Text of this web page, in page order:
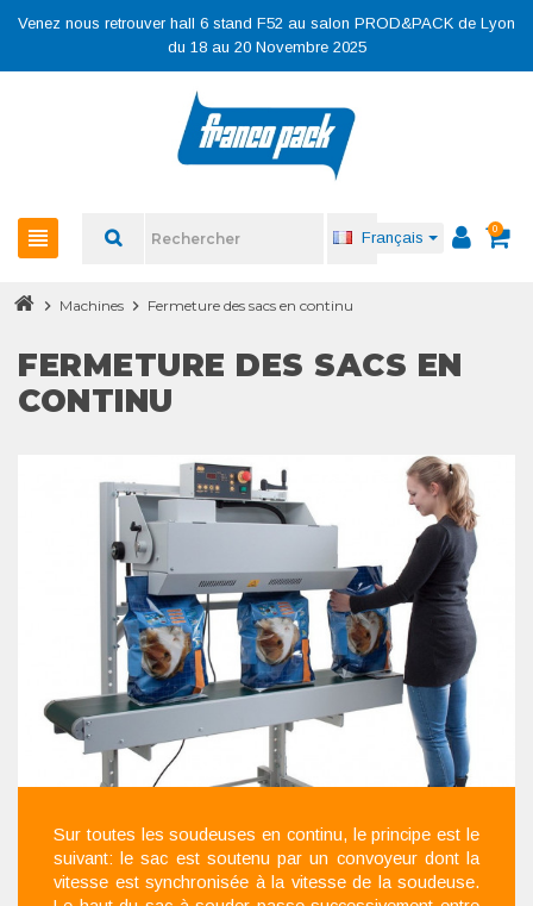
Venez nous retrouver hall 6 stand F52 au salon PROD&PACK de Lyon
du 18 au 20 Novembre 2025
view_headline Français 0
chevron_right Machines chevron_right Fermeture des sacs en continu
FERMETURE DES SACS EN
CONTINU
Sur toutes les soudeuses en continu, le principe est le
suivant: le sac est soutenu par un convoyeur dont la
vitesse est synchronisée à la vitesse de la soudeuse.